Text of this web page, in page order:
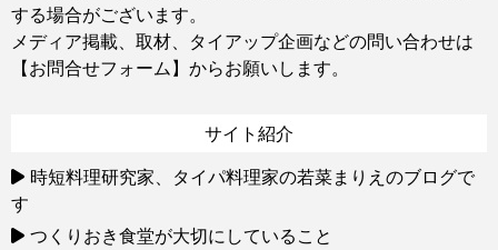
する場合がございます。
メディア掲載、取材、タイアップ企画などの問い合わせは
【お問合せフォーム】 からお願いします。
サイト紹介
時短料理研究家、タイパ料理家の若菜まりえのブログで
す
つくりおき食堂が大切にしていること